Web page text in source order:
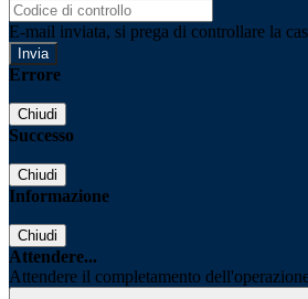
E-mail inviata, si prega di controllare la
Errore
Chiudi
Successo
Chiudi
Informazione
Chiudi
Attendere...
Attendere il completamento